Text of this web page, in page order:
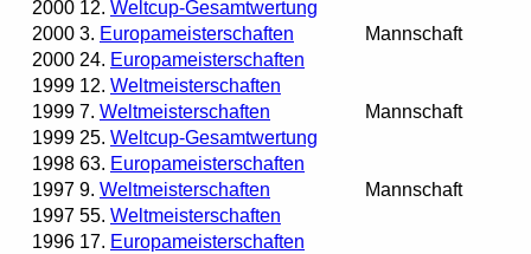
2000 12. Weltcup-Gesamtwertung
2000 3. Europameisterschaften
Mannschaft
2000 24. Europameisterschaften
1999 12. Weltmeisterschaften
1999 7. Weltmeisterschaften
Mannschaft
1999 25. Weltcup-Gesamtwertung
1998 63. Europameisterschaften
1997 9. Weltmeisterschaften
Mannschaft
1997 55. Weltmeisterschaften
1996 17. Europameisterschaften